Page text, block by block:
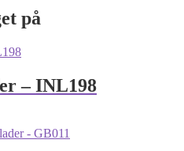
på
– INL198